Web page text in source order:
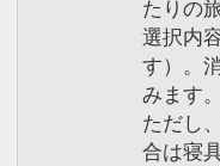
大雪の湯（天
り、温泉街、
天華の湯（峡
が一望できま
たりの
選択内
す）。
みます。
ただし
合は寝